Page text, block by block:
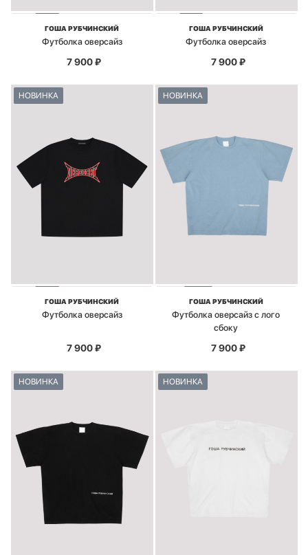
ГОША РУБЧИНСКИЙ
Футболка оверсайз
7 900₽
ГОША РУБЧИНСКИЙ
Футболка оверсайз
7 900₽
НОВИНКА
ГОША РУБЧИНСКИЙ
Футболка оверсайз
7 900₽
НОВИНКА
ГОША РУБЧИНСКИЙ
Футболка оверсайз с лого
сбоку
7 900₽
НОВИНКА НОВИНКА